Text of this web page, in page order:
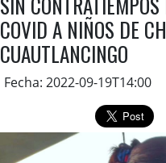
COVID A NIÑOS DE
CUAUTLANCINGO
Fecha: 2022-09-19T14:00